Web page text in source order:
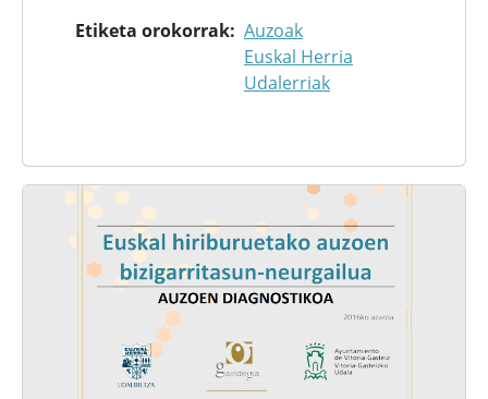
Etiketa orokorrak Auzoak
Euskal Herria
Udalerriak